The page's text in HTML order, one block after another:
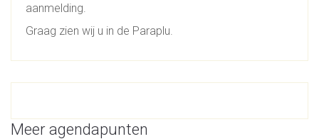
aanmelding.
Graag zien wij u in de Paraplu.
Meer agendapunten